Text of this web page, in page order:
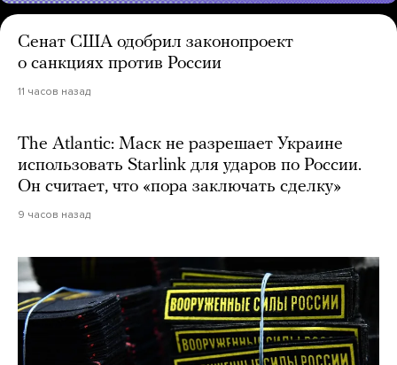
Сенат США одобрил законопроект
о санкциях против России
11 часов назад
The Atlantic: Маск не разрешает Украине
использовать Starlink для ударов по России.
Он считает, что «пора заключать сделку»
9 часов назад